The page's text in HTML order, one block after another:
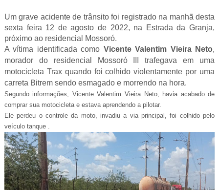
Um grave acidente de trânsito foi registrado na manhã desta
sexta feira 12 de agosto de 2022, na Estrada da Granja,
próximo ao residencial Mossoró.
A vítima identificada como Vicente Valentim Vieira Neto,
morador do residencial Mossoró III trafegava em uma
motocicleta Trax quando foi colhido violentamente por uma
carreta Bitrem sendo esmagado e morrendo na hora.
Segundo informações, Vicente Valentim Vieira Neto, havia acabado de
comprar sua motocicleta e estava aprendendo a pilotar.
Ele perdeu o controle da moto, invadiu a via principal, foi colhido pelo
veículo tanque .